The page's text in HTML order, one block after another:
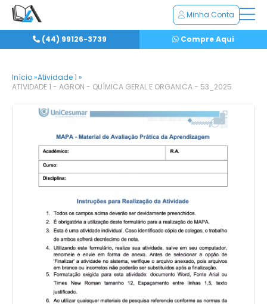
Minha Conta
(44) 99126-3739 Compre Aqui
Início »Atividade 1 »
ATIVIDADE 1 - AGRON - QUÍMICA GERAL E ORGANICA - 53_2025